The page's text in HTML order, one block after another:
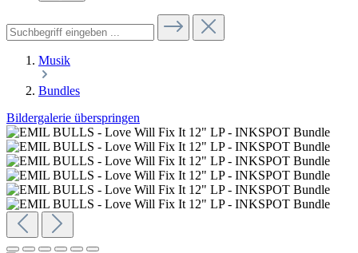
Musik
Bundles
Bildergalerie überspringen